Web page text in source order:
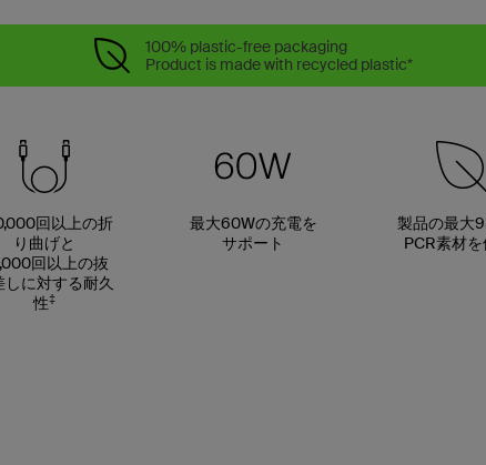
100% plastic-free packaging
Product is made with recycled plastic*
回以上の折
り曲げと
回以上の抜
しに対する耐久
性‡
最大60Wの充電を
サポート
製品の最大
PCR素材